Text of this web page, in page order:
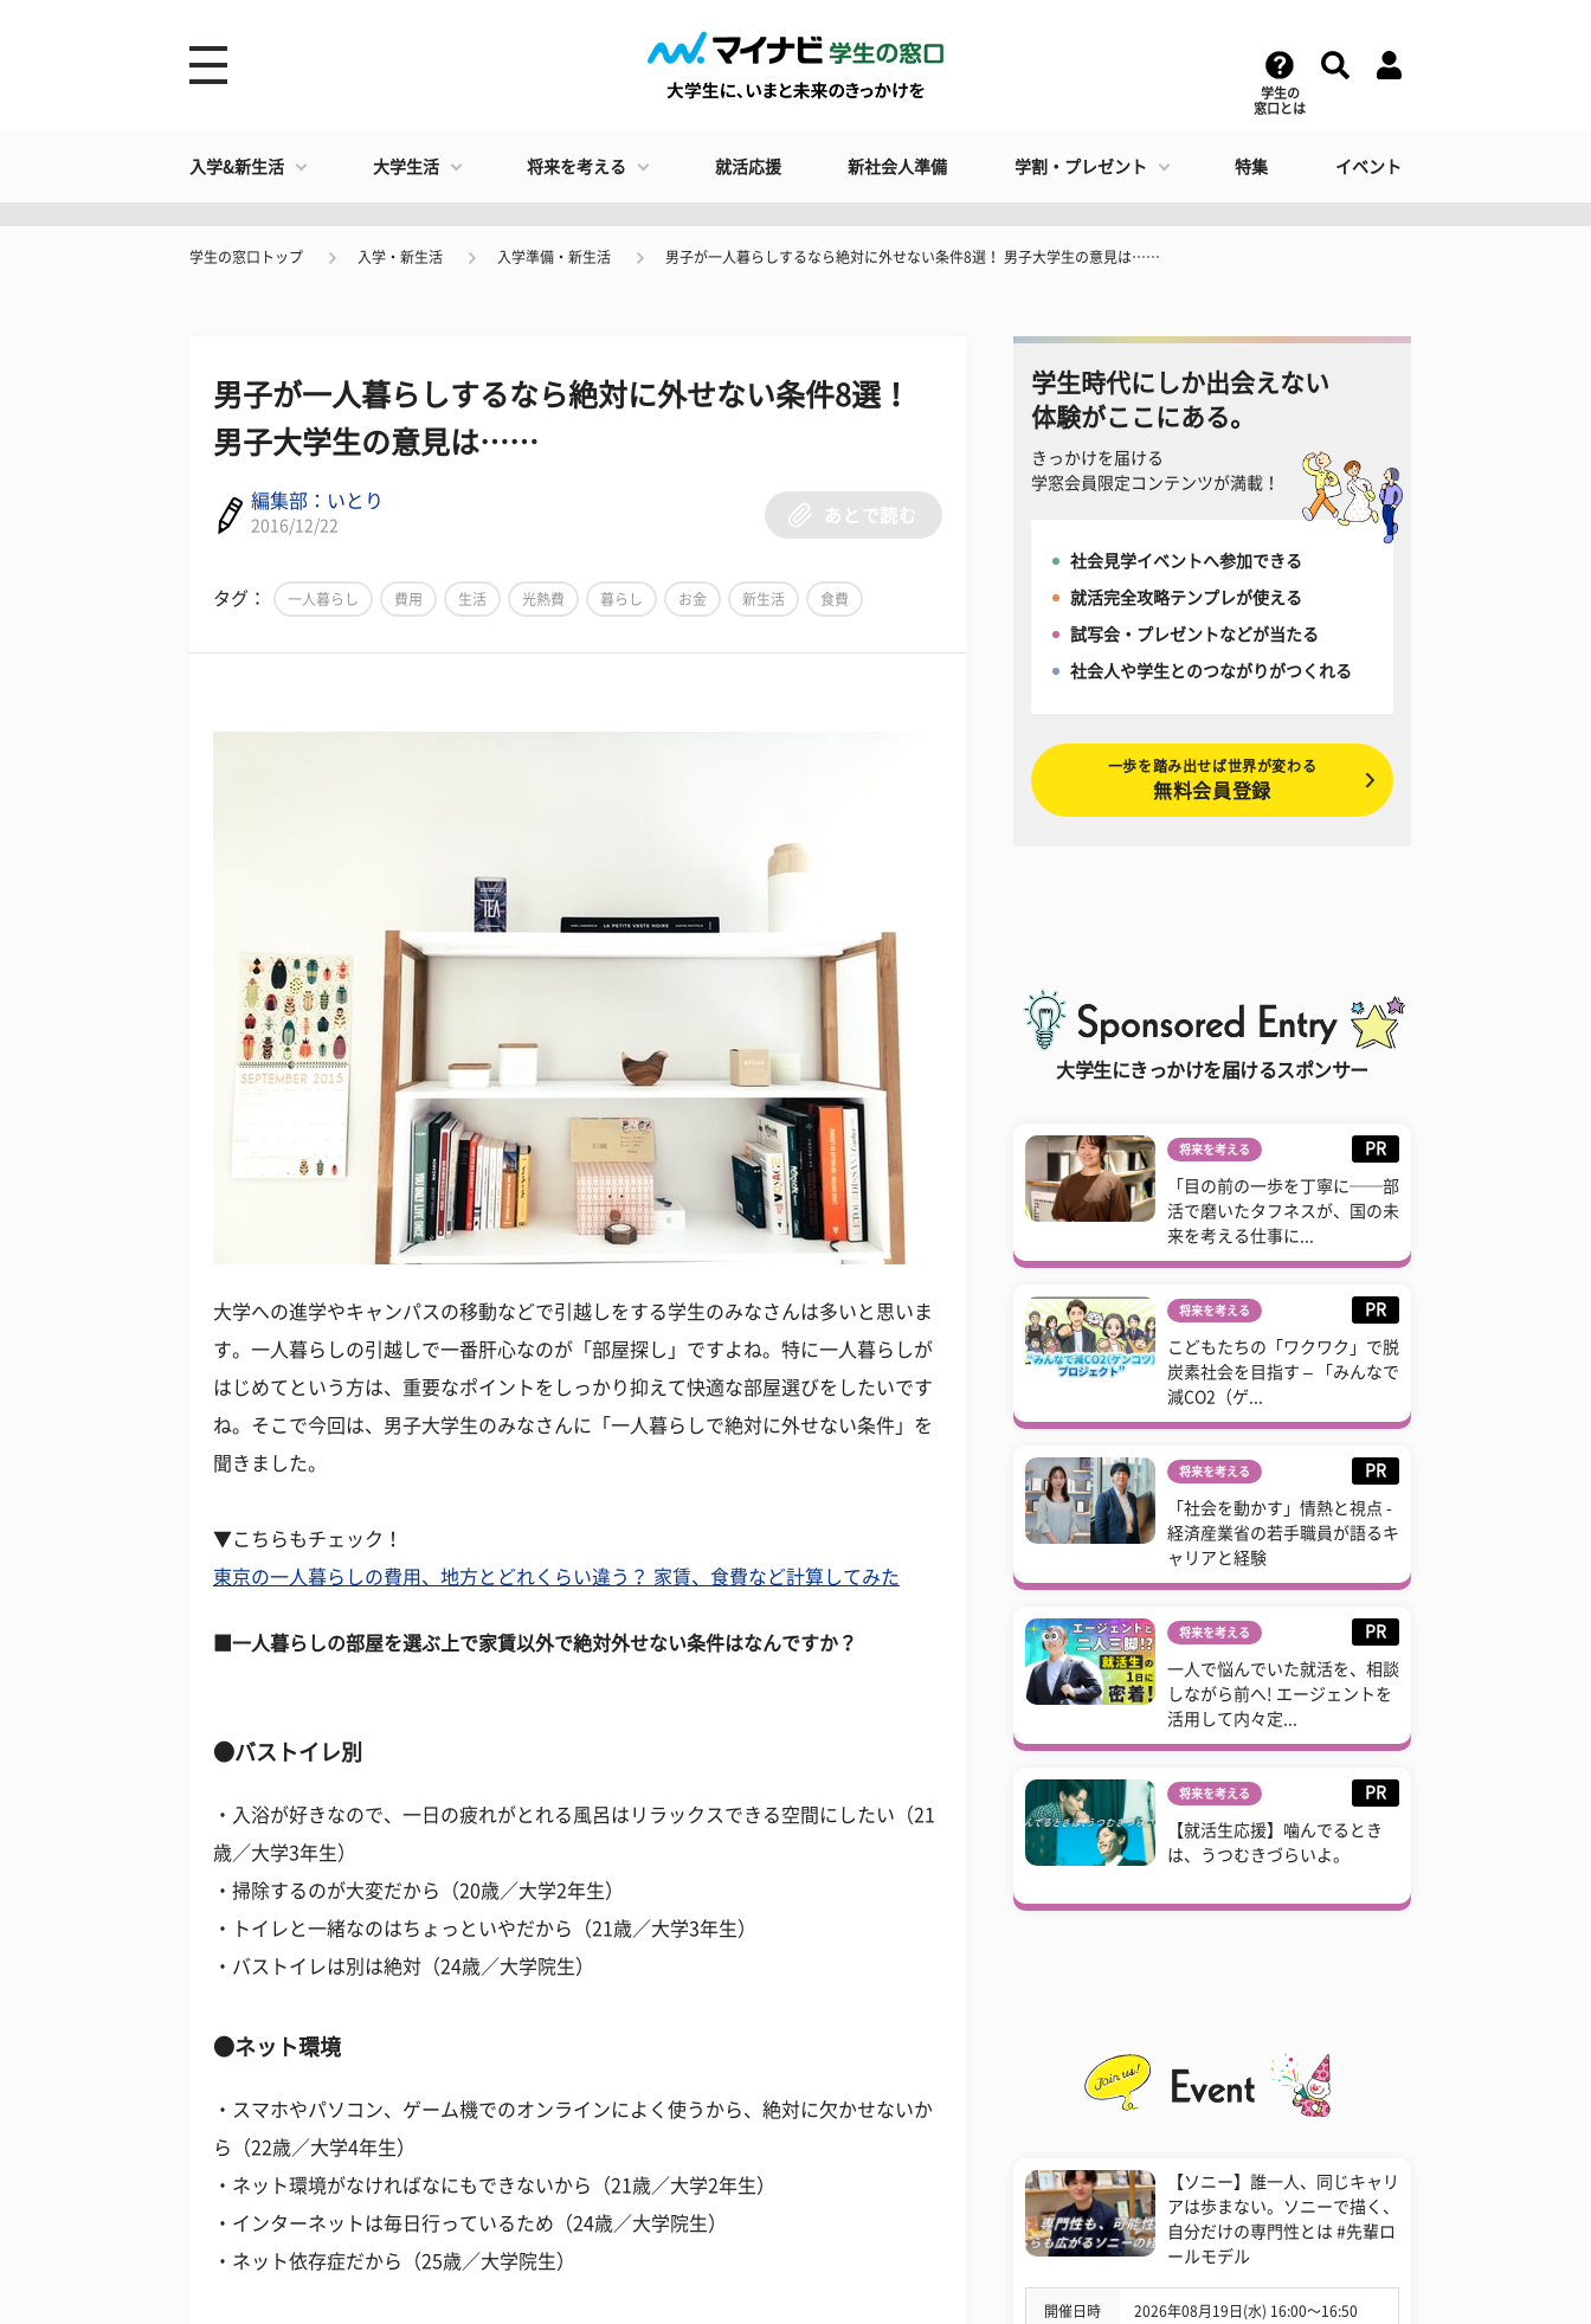
学生の
窓口とは
入学&新生活 大学生活 将来を考える 就活応援 新社会人準備 学割・プレゼント 特集 イベント
学生の窓口トップ 入学・新生活 入学準備・新生活 男子が一人暮らしするなら絶対に外せない条件8選！ 男子大学生の意見は……
男子が一人暮らしするなら絶対に外せない条件8選！
男子大学生の意見は……
編集部：いとり
2016/12/22
あとで読む
タグ： 一人暮らし 費用 生活 光熱費 暮らし お金 新生活 食費
大学への進学やキャンパスの移動などで引越しをする学生のみなさんは多いと思いま
す。一人暮らしの引越しで一番肝心なのが「部屋探し」ですよね。特に一人暮らしが
はじめてという方は、重要なポイントをしっかり抑えて快適な部屋選びをしたいです
ね。そこで今回は、男子大学生のみなさんに「一人暮らしで絶対に外せない条件」を
聞きました。
▼こちらもチェック！
東京の一人暮らしの費用、地方とどれくらい違う？ 家賃、食費など計算してみた
■一人暮らしの部屋を選ぶ上で家賃以外で絶対外せない条件はなんですか？
●バストイレ別
・入浴が好きなので、一日の疲れがとれる風呂はリラックスできる空間にしたい（21
歳／大学3年生）
・掃除するのが大変だから（20歳／大学2年生）
・トイレと一緒なのはちょっといやだから（21歳／大学3年生）
・バストイレは別は絶対（24歳／大学院生）
●ネット環境
・スマホやパソコン、ゲーム機でのオンラインによく使うから、絶対に欠かせないか
ら（22歳／大学4年生）
・ネット環境がなければなにもできないから（21歳／大学2年生）
・インターネットは毎日行っているため（24歳／大学院生）
・ネット依存症だから（25歳／大学院生）
学生時代にしか出会えない
体験がここにある。
きっかけを届ける
学窓会員限定コンテンツが満載！
社会見学イベントへ参加できる
就活完全攻略テンプレが使える
試写会・プレゼントなどが当たる
社会人や学生とのつながりがつくれる
一歩を踏み出せば世界が変わる
無料会員登録
大学生にきっかけを届けるスポンサー
将来を考える PR
「目の前の一歩を丁寧に──部
活で磨いたタフネスが、国の未
来を考える仕事に...
将来を考える PR
こどもたちの「ワクワク」で脱
炭素社会を目指す – 「みんなで
減CO2（ゲ...
将来を考える PR
「社会を動かす」情熱と視点 -
経済産業省の若手職員が語るキ
ャリアと経験
将来を考える PR
一人で悩んでいた就活を、相談
しながら前へ! エージェントを
活用して内々定...
将来を考える PR
【就活生応援】噛んでるとき
は、うつむきづらいよ。
【ソニー】誰一人、同じキャリ
アは歩まない。ソニーで描く、
自分だけの専門性とは #先輩ロ
ールモデル
開催日時 2026年08月19日(水) 16:00〜16:50